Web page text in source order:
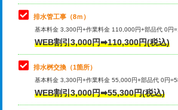
マス交換（深さ50㎝未満）
マス交換（深さ50㎝以上）
コンクリート斫り（厚さ10㎝まで）
コンクリート斫り（厚さ10㎝超え）
その他部品の脱着
交換・取付（タンク）
交換・取付(単水栓（壁付・デッキ
式）)
交換・取付(混合水栓（壁付・デッキ
排水管工事（8ｍ）
基本料金 3,300円+作業料金 110,000円+部品代 0円
WEB割引3,000円➡110,300円(税込)
排水桝交換（1箇所）
基本料金 3,300円+作業料金 55,000円+部品代 0円
WEB割引3,000円➡55,300円(税込)